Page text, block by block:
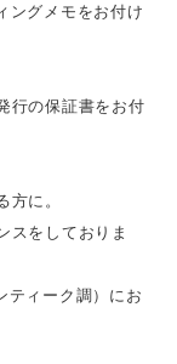
ングメモをお付け
行の保証書をお付
に。
スをしておりま
ティーク調）にお